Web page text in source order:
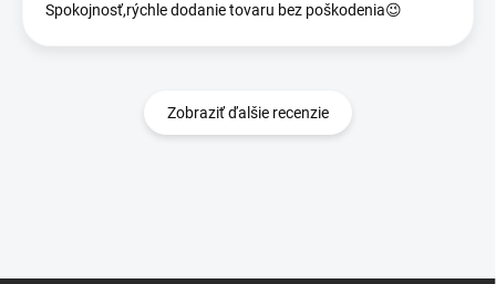
Spokojnosť,rýchle dodanie tovaru bez poškodenia😉
Zobraziť ďalšie recenzie